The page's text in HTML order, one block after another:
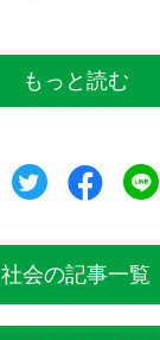
もっと読む
ツイートシェア
社会の記事一覧